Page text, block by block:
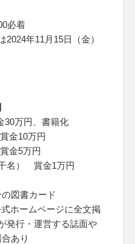
必着
年11月15日（金）
万円、書籍化
金10万円
金5万円
名） 賞金1万円
図書カード
ホームページに全文掲
発行・運営する誌面や
あり